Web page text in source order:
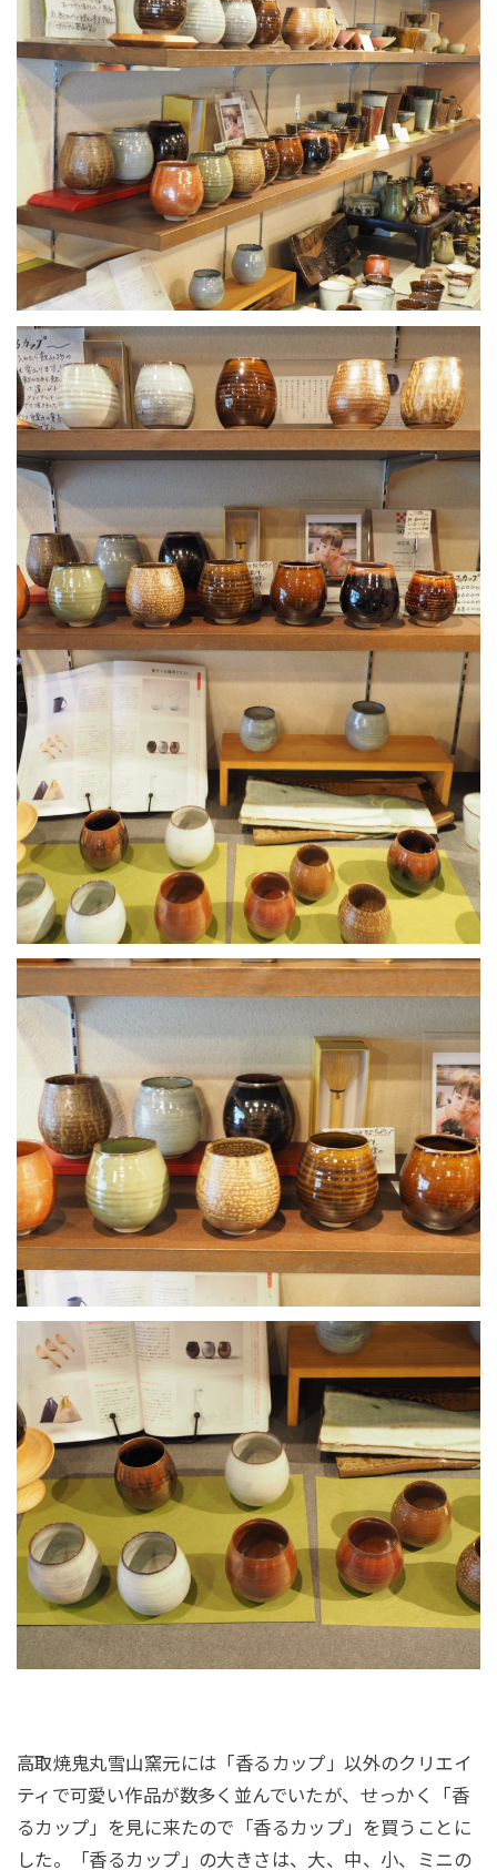
高取焼鬼丸雪山窯元には「香るカップ」以外のクリエイ
ティで可愛い作品が数多く並んでいたが、せっかく「香
るカップ」を見に来たので「香るカップ」を買うことに
した。「香るカップ」の大きさは、大、中、小、ミニの